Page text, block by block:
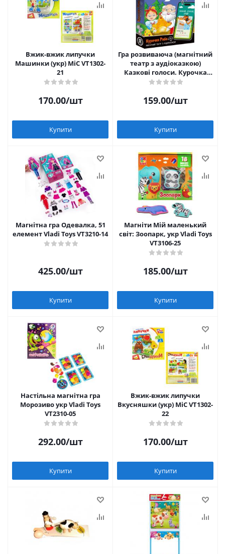
Вжик-вжик липучки
Машинки (укр) MiC VT1302-
21
170.00/шт
Купити
Гра розвиваюча (магнітний
театр з аудіоказкою)
Казкові голоси. Курочка
Ряба Vladi Toys VT3206-39
159.00/шт
Купити
Магнітна гра Одевалка, 51
елемент Vladi Toys VT3210-14
425.00/шт
Купити
Магніти Мій маленький
світ: Зоопарк, укр Vladi Toys
VT3106-25
185.00/шт
Купити
Настільна магнітна гра
Морозиво укр Vladi Toys
VT2310-05
292.00/шт
Купити
Вжик-вжик липучки
Вкусняшки (укр) MiC VT1302-
22
170.00/шт
Купити